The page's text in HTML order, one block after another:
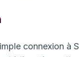
connexion à